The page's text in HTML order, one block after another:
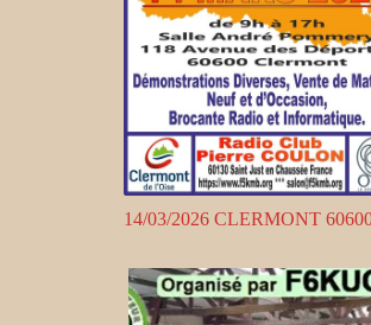
14/03/2026 CLERMONT